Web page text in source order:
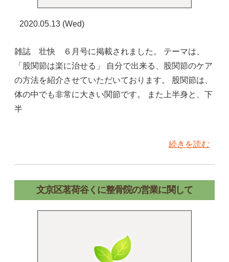
2020.05.13 (Wed)
雑誌 壮快 ６月号に掲載されました。 テーマは、
「股関節は楽に治せる」 自分で出来る、股関節のケア
の方法を紹介させていただいております。 股関節は、
体の中でも非常に大きい関節です。 また上半身と、下
半
続きを読む
文京区茗荷谷くに整骨院の営業に関して